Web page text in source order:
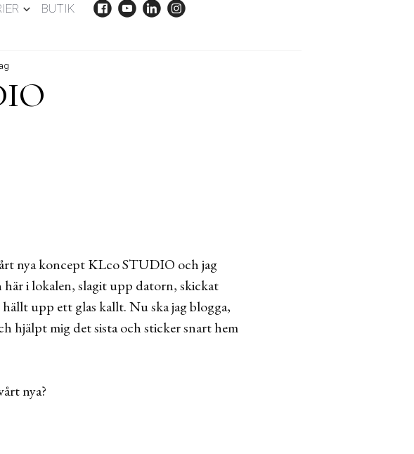
BUTIK
nya koncept KLco STUDIO och jag
här i lokalen, slagit upp datorn, skickat
upp ett glas kallt. Nu ska jag blogga,
hjälpt mig det sista och sticker snart hem
nya?